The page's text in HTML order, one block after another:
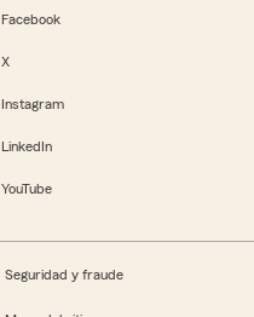
Facebook
X
Instagram
LinkedIn
YouTube
Seguridad y fraude